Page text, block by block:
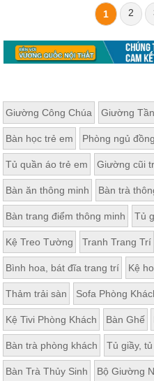
1 2
Giường Công Chúa Giường
Bàn học trẻ em Phòng ngủ
Tủ quần áo trẻ em Giường cũi
Bàn ăn thông minh Bàn trà
Bàn trang điểm thông minh Tủ
Kệ Treo Tường Tranh Trang Trí
Bình hoa, bát đĩa trang trí Kệ
Thảm trải sàn Sofa Phòng
Kệ Tivi Phòng Khách Bàn Ghế
Bàn trà phòng khách Tủ giầy,
Bàn Trà Thủy Sinh Bộ Giường